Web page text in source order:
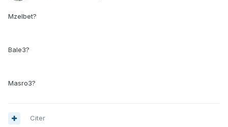
Mzelbet?
Bale3?
Masro3?
Citer